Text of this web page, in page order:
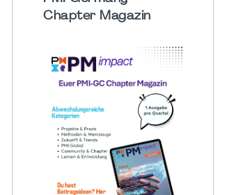
Chapter Magazin